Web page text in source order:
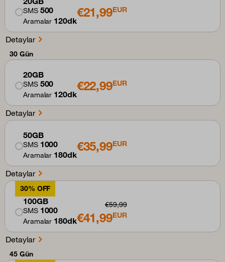
SMS 500
Aramalar 120dk
€21,99EUR
Detaylar
30 Gün
20GB
SMS 500
Aramalar 120dk
€22,99EUR
Detaylar
50GB
SMS 1000
Aramalar 180dk
€35,99EUR
Detaylar
30% OFF
100GB
SMS 1000
Aramalar 180dk
€59,99
€41,99EUR
Detaylar
45 Gün